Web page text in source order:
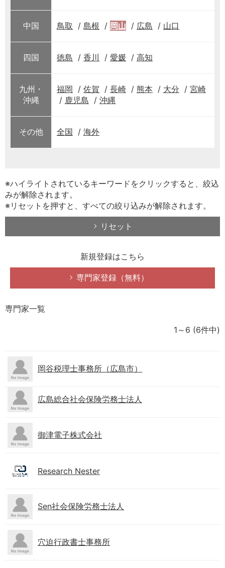
中国 鳥取 島根 岡山 広島 山口
四国 徳島 香川 愛媛 高知
九州・
沖縄
福岡 佐賀 長崎 熊本 大分
宮崎
鹿児島
沖縄
その他 全国 海外
※ハイライトされているキーワードをクリックすると、絞込
みが解除されます。
※リセットを押すと、すべての絞り込みが解除されます。
リセット
新規登録はこちら
専門家登録（無料）
専門家一覧
1～6 (6件中)
岡谷税理士事務所（広島市）
広島総合社会保険労務士法人
御津電子株式会社
Research Nester
Sen社会保険労務士法人
穴迫行政書士事務所